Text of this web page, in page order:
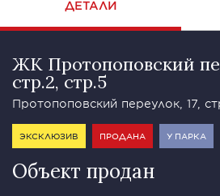
ДЕТАЛИ
ЖК Протопоповский
стр.2, стр.5
Протопоповский переулок, 17,
ЭКСКЛЮЗИВ ПРОДАНА У ПАРКА
Объект продан